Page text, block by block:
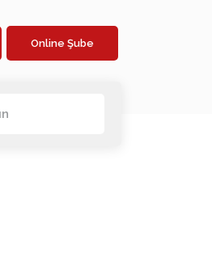
Online Şube